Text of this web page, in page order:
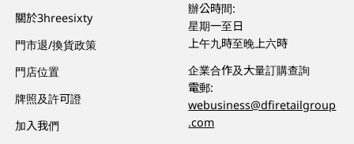
關於3hreesixty
門市退/換貨政策
門店位置
牌照及許可證
加入我們
辦公時間:
星期一至日
上午九時至晚上六時
企業合作及大量訂購查詢
電郵:
webusiness@dfiretailgroup
.com